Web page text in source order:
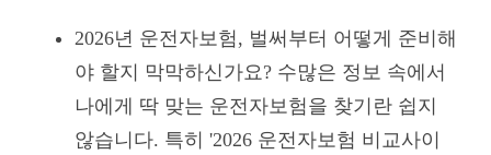
2026년 운전자보험, 벌써부터 어떻게 준비해
야 할지 막막하신가요? 수많은 정보 속에서
나에게 딱 맞는 운전자보험을 찾기란 쉽지
않습니다. 특히 '2026 운전자보험 비교사이